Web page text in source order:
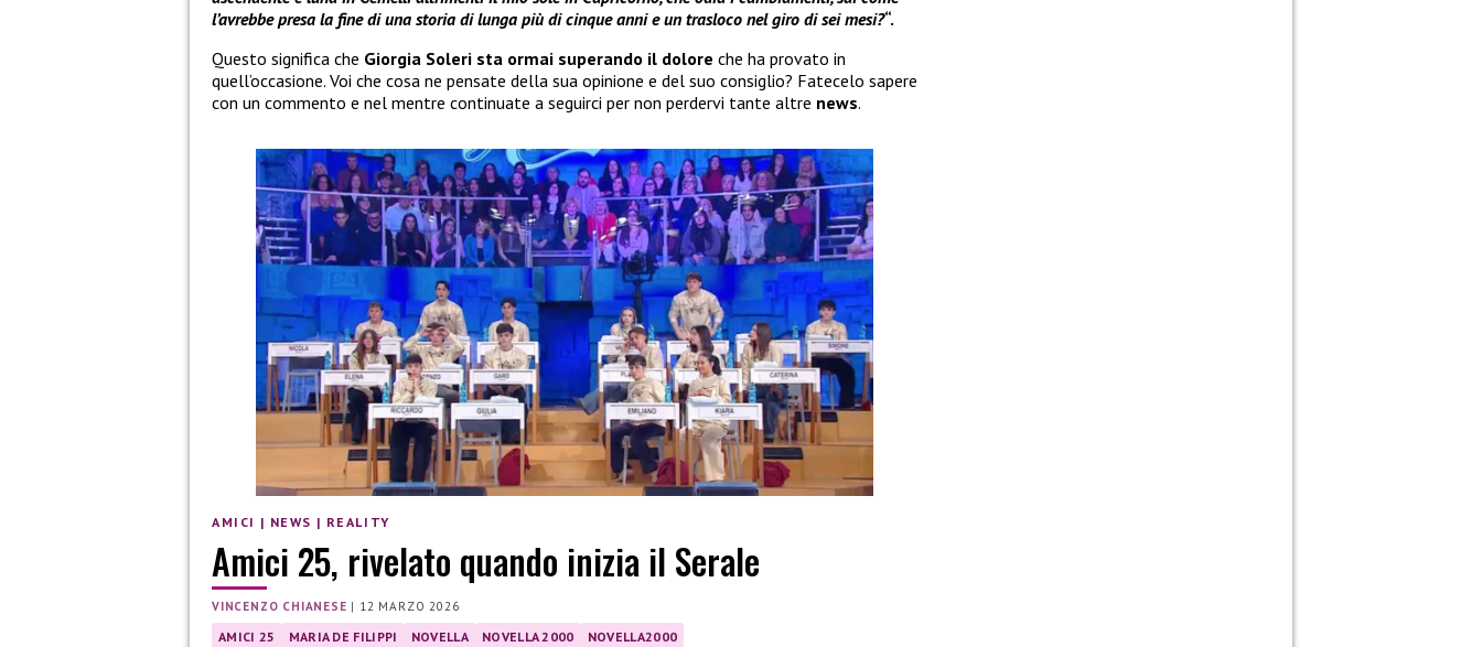
l’avrebbe presa la fine di una storia di lunga più di cinque anni e un trasloco nel giro di sei mesi?“.
Questo significa che Giorgia Soleri sta ormai superando il dolore che ha provato in
quell’occasione. Voi che cosa ne pensate della sua opinione e del suo consiglio? Fatecelo sapere
con un commento e nel mentre continuate a seguirci per non perdervi tante altre news.
AMICI | NEWS | REALITY
Amici 25, rivelato quando inizia il Serale
VINCENZO CHIANESE | 12 MARZO 2026
AMICI 25 MARIA DE FILIPPI NOVELLA NOVELLA 2000 NOVELLA2000